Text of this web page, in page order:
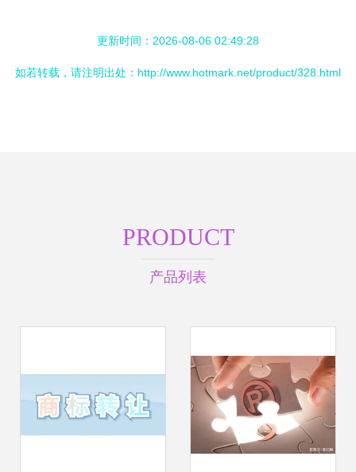
更新时间：2026-08-06 02:49:28
如若转载，请注明出处：http://www.hotmark.net/product/328.html
PRODUCT
产品列表